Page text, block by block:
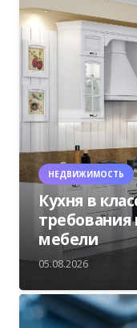
НЕДВИЖИМОСТЬ
Кухня в
мебели
05.08.2026